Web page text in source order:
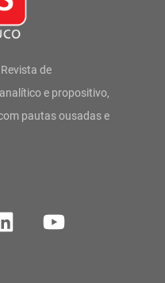
de
e propositivo,
pautas ousadas e
i
n
o